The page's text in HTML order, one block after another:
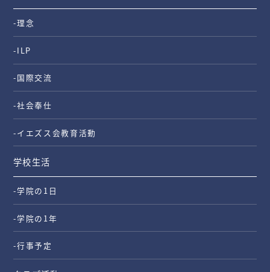
-理念
-ILP
-国際交流
-社会奉仕
-イエズス会教育活動
学校生活
-学院の1日
-学院の1年
-行事予定